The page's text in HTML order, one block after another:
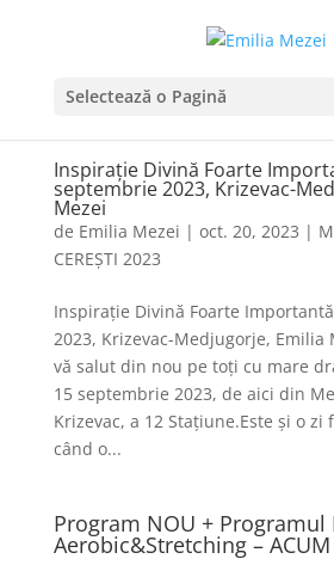
Selectează o Pagină
Inspirație Divină Foarte
septembrie 2023, Krizevac-
Mezei
de Emilia Mezei | oct. 20, 2023 |
CEREȘTI 2023
Inspirație Divină Foarte
2023, Krizevac-Medjugorje, Emilia
vă salut din nou pe toți cu mare
15 septembrie 2023, de aici din
Krizevac, a 12 Stațiune.Este și o
când o...
Program NOU + Programul
Aerobic&Stretching –